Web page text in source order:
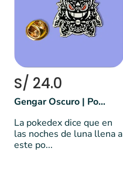
S/ 24.0
Gengar Oscuro | Pokémon
La pokedex dice que en
las noches de luna llena a
este po...